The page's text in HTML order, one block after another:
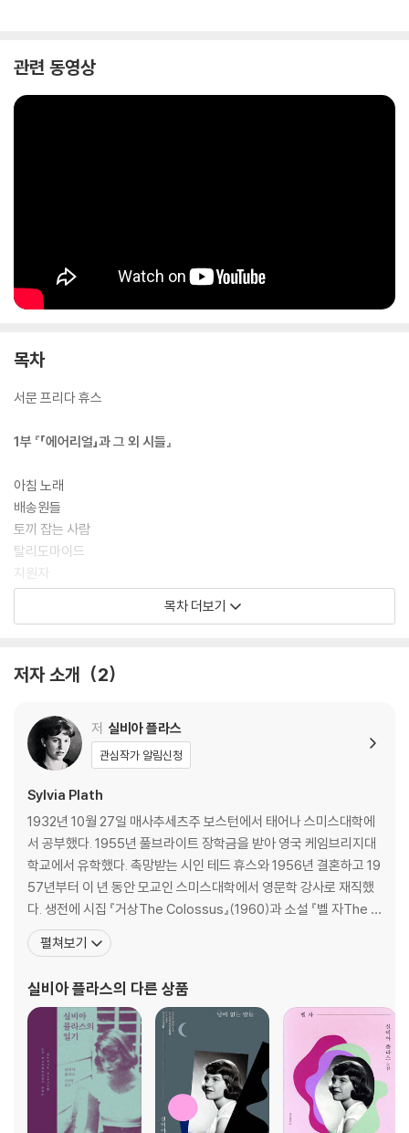
관련 동영상
목차
서문 프리다 휴스
1부 『「에어리얼」과 그 외 시들』
아침 노래
배송원들
토끼 잡는 사람
탈리도마이드
지원자
불모의 여인
간수
느릅나무
밤의 춤
탐정
에어리얼
죽음 주식회사
동방박사
레스보스 섬
다른 사람
죽어 멈춰 있는
입 다물 용기
베르크 해변
걸리버
그곳에 가기
메두사
달과 주목나무
생일 선물
목차 더보기
저자 소개 2
저 실비아 플라스
관심작가 알림신청
Sylvia Plath
1932년 10월 27일 매사추세츠주 보스턴에서 태어나 스미스대학에
서 공부했다. 1955년 풀브라이트 장학금을 받아 영국 케임브리지대
학교에서 유학했다. 촉망받는 시인 테드 휴스와 1956년 결혼하고 19
57년부터 이 년 동안 모교인 스미스대학에서 영문학 강사로 재직했
다. 생전에 시집 『거상The Colossus』(1960)과 소설 『벨 자The B
ell Jar』(1963)를 펴냈고, 1963년 2월 11일 스스로 생을 마감했다. 1
981년 출간된 『시 전집The Collected Poems』이 퓰리처상(시 부
수상
펼쳐보기
실비아 플라스의 다른 상품